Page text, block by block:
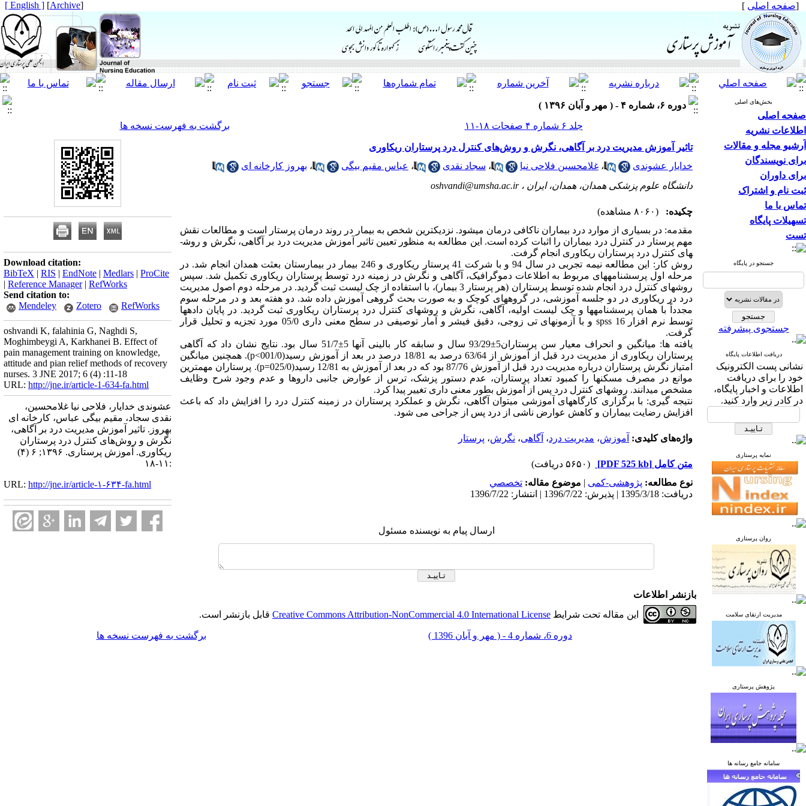
[صفحه اصلی ]
[
Archive
]
[ English ]
بخش‌های اصلی
صفحه اصلی
اطلاعات نشریه
آرشیو مجله و مقالات
برای نویسندگان
برای داوران
ثبت نام و اشتراک
تماس با ما
تسهیلات پایگاه
تست
جستجو در پایگاه
جستجوی پیشرفته
دریافت اطلاعات پایگاه
نشانی پست الکترونیک
خود را برای دریافت
اطلاعات و اخبار پایگاه،
در کادر زیر وارد کنید.
نمایه پرستاری
روان پرستاری
مدیریت ارتقای سلامت
پژوهش پرستاری
سامانه جامع رسانه ها
دوره ۶، شماره ۴ - ( مهر و آبان ۱۳۹۶ )
جلد ۶ شماره ۴ صفحات ۱۸-۱۱
برگشت به فهرست نسخه ها
تاثیر آموزش مدیریت درد بر آگاهی، نگرش و روش‌های کنترل درد پرستاران ریکاوری
خدایار عشوندی
، غلامحسین فلاحی نیا ، سجاد نقدی ، عباس مقیم بیگی ، بهروز کارخانه ای
دانشگاه علوم پزشکی همدان، همدان، ایران ،oshvandi@umsha.ac.ir
چکیده:
(۸۰۶۰ مشاهده)
مقدمه: در بسیاری از موارد درد بیماران ناکافی درمان می­شود. نزدیک­ترین شخص به بیمار در روند درمان پرستار است و مطالعات نقش
مهم پرستار در کنترل درد بیماران را اثبات کرده است. این مطالعه به منظور تعیین تاثیر آموزش مدیریت درد بر آگاهی، نگرش و روش­
های کنترل درد پرستاران ریکاوری انجام گرفت.
روش کار: این مطالعه نیمه تجربی در سال 94 و با شرکت 41 پرستار ریکاوری و 246 بیمار در بیمارستان بعثت همدان انجام شد. در
مرحله اول پرسشنامه­های مربوط به اطلاعات دموگرافیک، آگاهی و نگرش در زمینه درد توسط پرستاران ریکاوری تکمیل شد. سپس
روش­های کنترل درد انجام شده توسط پرستاران (هر پرستار 3 بیمار)، با استفاده از چک لیست ثبت گردید. در مرحله دوم اصول مدیریت
درد در ریکاوری در دو جلسه آموزشی، در گروه­های کوچک و به صورت بحث گروهی آموزش داده شد. دو هفته بعد و در مرحله سوم
مجدداً با همان پرسشنامه­ها و چک لیست اولیه، آگاهی، نگرش و روش­های کنترل درد پرستاران ریکاوری ثبت گردید. در پایان داده­ها
توسط نرم افزار spss 16 و با آزمون­های تی زوجی، دقیق فیشر و آمار توصیفی در سطح معنی داری 05/0 مورد تجزیه و تحلیل قرار
گرفت.
یافته­ ها: میانگین و انحراف معیار سن پرستاران5±93/29 سال و سابقه کار بالینی آنها 5±51/7 سال بود. نتایج نشان داد که آگاهی
پرستاران ریکاوری از مدیریت درد قبل از آموزش از 63/64 درصد به 18/81 درصد در بعد از آموزش رسید(001/0>p). همچنین میانگین
امتیاز نگرش پرستاران درباره مدیریت درد قبل از آموزش 87/76 بود که در بعد از آموزش به 12/81 رسید(025/0=p). پرستاران مهمترین
موانع در مصرف مسکن­ها را کمبود تعداد پرستاران، عدم دستور پزشک، ترس از عوارض جانبی داروها و عدم وجود شرح وظایف
مشخص می­دانند. روش­های کنترل درد پس از آموزش بطور معنی داری تغییر پیدا کرد.
نتیجه ­گیری: با برگزاری کارگاه­های آموزشی می­توان آگاهی، نگرش و عملکرد پرستاران در زمینه کنترل درد را افزایش داد که باعث
افزایش رضایت بیماران و کاهش عوارض ناشی از درد پس از جراحی می ­شود.
واژه‌های کلیدی: آموزش، مدیریت درد، آگاهی، نگرش، پرستار
متن کامل [PDF 525 kb]
(۵۶۵۰ دریافت)
نوع مطالعه: پژوهشی-کمی | موضوع مقاله: تخصصي
دریافت: 1395/3/18 | پذیرش: 1396/7/22 | انتشار: 1396/7/22
ارسال پیام به نویسنده مسئول
Download citation:
BibTeX | RIS | EndNote | Medlars | ProCite
| Reference Manager| RefWorks
Send citation to:
Mendeley
Zotero RefWorks
oshvandi K, falahinia G, Naghdi S,
Moghimbeygi A, Karkhanei B. Effect of
pain management training on knowledge,
attitude and pian relief methods of recovery
nurses. 3 JNE 2017; 6 (4) :11-18
URL: http://jne.ir/article-1-634-fa.html
عشوندی خدایار، فلاحی نیا غلامحسین،
نقدی سجاد، مقیم بیگی عباس، کارخانه ای
بهروز. تاثیر آموزش مدیریت درد بر آگاهی،
نگرش و روش‌های کنترل درد پرستاران
ریکاوری. آموزش پرستاری. ۱۳۹۶; ۶ (۴)
:۱۱-۱۸
URL: http://jne.ir/article-۱-۶۳۴-fa.html
بازنشر اطلاعات
این مقاله تحت شرایط Creative Commons Attribution-NonCommercial 4.0 International License قابل بازنشر است.
دوره 6، شماره 4 - ( مهر و آبان 1396 ) برگشت به فهرست نسخه ها